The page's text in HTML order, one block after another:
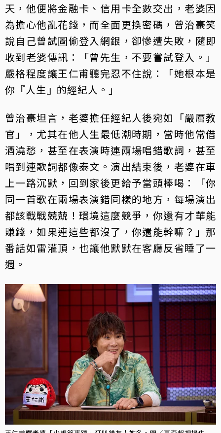
天，他便將金融卡、信用卡全數交出，老婆因
為擔心他亂花錢，而全面更換密碼，曾治豪笑
說自己曾試圖偷登入網銀，卻慘遭失敗，隨即
收到老婆傳訊：「曾先生，不要嘗試登入。」
嚴格程度讓王仁甫聽完忍不住說：「她根本是
你『人生』的經紀人。」
曾治豪坦言，老婆擔任經紀人後宛如「嚴厲教
官」，尤其在他人生最低潮時期，當時他常借
酒澆愁，甚至在表演時連兩場唱錯歌詞，甚至
唱到連歌詞都像泰文。演出結束後，老婆在車
上一路沉默，回到家後更給予當頭棒喝：「你
同一首歌在兩場表演錯同樣的地方，每場演出
都該戰戰兢兢！環境這麼競爭，你還有才華能
賺錢，如果連這些都沒了，你還能幹嘛？」那
番話如雷灌頂，也讓他默默在客廳反省睡了一
週。